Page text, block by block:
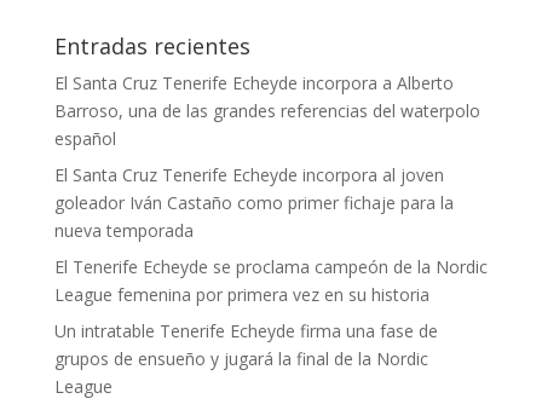
Entradas recientes
El Santa Cruz Tenerife Echeyde incorpora a Alberto
Barroso, una de las grandes referencias del waterpolo
español
El Santa Cruz Tenerife Echeyde incorpora al joven
goleador Iván Castaño como primer fichaje para la
nueva temporada
El Tenerife Echeyde se proclama campeón de la Nordic
League femenina por primera vez en su historia
Un intratable Tenerife Echeyde firma una fase de
grupos de ensueño y jugará la final de la Nordic
League